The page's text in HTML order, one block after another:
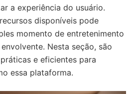
a experiência do usuário.
disponíveis pode
momento de entretenimento
Nesta seção, são
e eficientes para
essa plataforma.